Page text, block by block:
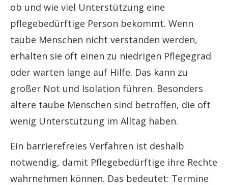
ob und wie viel Unterstützung eine
pflegebedürftige Person bekommt. Wenn
taube Menschen nicht verstanden werden,
erhalten sie oft einen zu niedrigen Pflegegrad
oder warten lange auf Hilfe. Das kann zu
großer Not und Isolation führen. Besonders
ältere taube Menschen sind betroffen, die oft
wenig Unterstützung im Alltag haben.
Ein barrierefreies Verfahren ist deshalb
notwendig, damit Pflegebedürftige ihre Rechte
wahrnehmen können. Das bedeutet: Termine